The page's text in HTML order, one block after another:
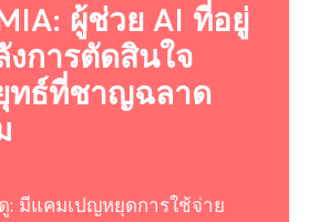
ผู้ช่วย AI ที่อยู่
งการตัดสินใจ
ทธ์ที่ชาญฉลาด
: มีแคมเปญหยุดการใช้จ่าย